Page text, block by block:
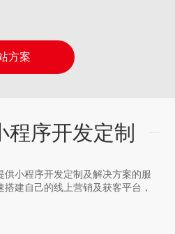
方案
程序开发定制
供小程序开发定制及解决方案的服
建自己的线上营销及获客平台，